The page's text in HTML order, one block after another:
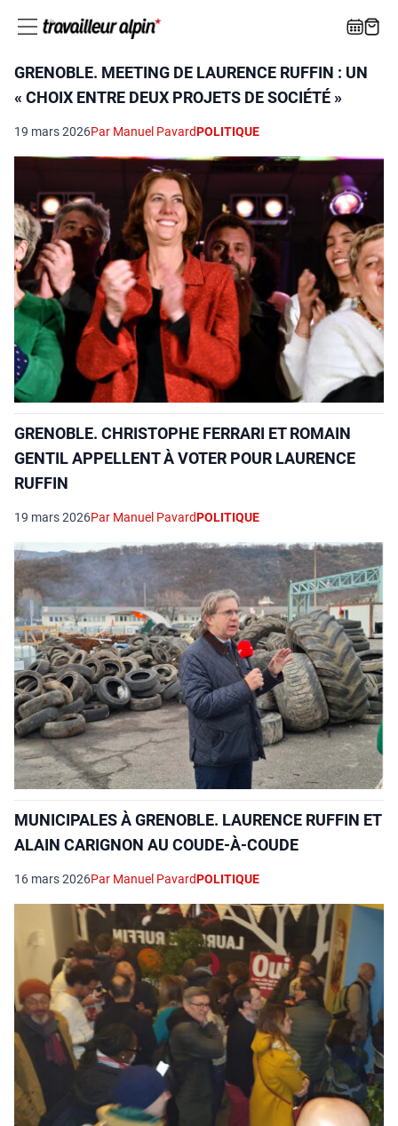
GRENOBLE. MEETING DE LAURENCE RUFFIN : UN
« CHOIX ENTRE DEUX PROJETS DE SOCIÉTÉ »
19 mars 2026Par Manuel PavardPOLITIQUE
GRENOBLE. CHRISTOPHE FERRARI ET ROMAIN
GENTIL APPELLENT À VOTER POUR LAURENCE
RUFFIN
19 mars 2026Par Manuel PavardPOLITIQUE
MUNICIPALES À GRENOBLE. LAURENCE RUFFIN ET
ALAIN CARIGNON AU COUDE-À-COUDE
16 mars 2026Par Manuel PavardPOLITIQUE